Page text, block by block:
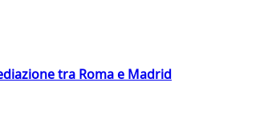
tra Roma e Madrid